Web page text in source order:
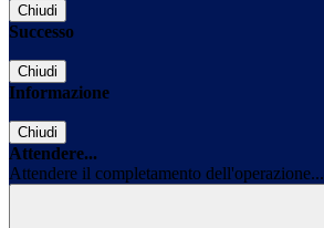
Chiudi
Successo
Chiudi
Informazione
Chiudi
Attendere...
Attendere il completamento dell'operazione...